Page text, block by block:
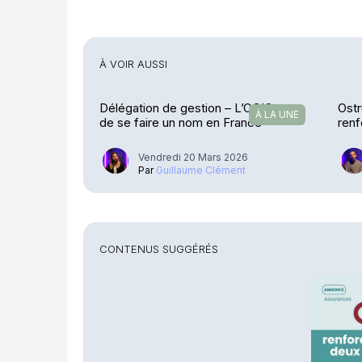
À VOIR AUSSI
À LA UNE
Délégation de gestion – L’OCIO tente
de se faire un nom en France
Vendredi 20 Mars 2026
Par Guillaume Clément
CONTENUS SUGGÉRÉS